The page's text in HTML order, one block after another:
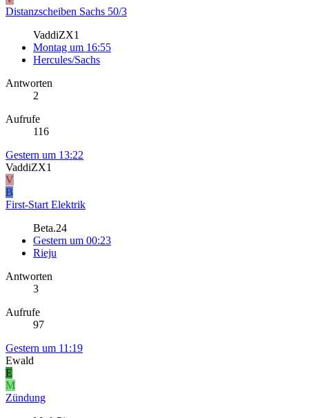
Distanzscheiben Sachs 50/3
VaddiZX1
Montag um 16:55
Hercules/Sachs
Antworten
2
Aufrufe
116
Gestern um 13:22
VaddiZX1
V
B
First-Start Elektrik
Beta.24
Gestern um 00:23
Rieju
Antworten
3
Aufrufe
97
Gestern um 11:19
Ewald
E
M
Zündung